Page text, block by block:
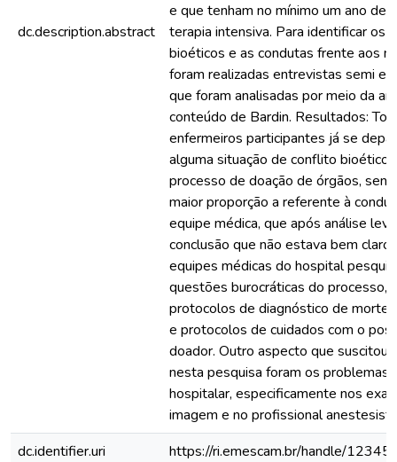
dc.description.abstract
e que tenham no mínimo um ano de
terapia intensiva. Para identificar os
bioéticos e as condutas frente aos
foram realizadas entrevistas semi
que foram analisadas por meio da
conteúdo de Bardin. Resultados:
enfermeiros participantes já se
alguma situação de conflito bioético
processo de doação de órgãos,
maior proporção a referente à
equipe médica, que após análise
conclusão que não estava bem claro
equipes médicas do hospital
questões burocráticas do processo,
protocolos de diagnóstico de morte
e protocolos de cuidados com o
doador. Outro aspecto que suscitou
nesta pesquisa foram os problemas
hospitalar, especificamente nos
imagem e no profissional
dc.identifier.uri
https://ri.emescam.br/handle/